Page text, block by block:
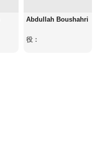
Abdullah Boushahri
役：